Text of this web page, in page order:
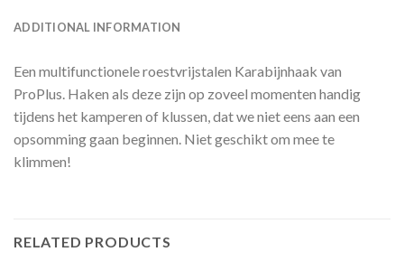
ADDITIONAL INFORMATION
Een multifunctionele roestvrijstalen Karabijnhaak van
ProPlus. Haken als deze zijn op zoveel momenten handig
tijdens het kamperen of klussen, dat we niet eens aan een
opsomming gaan beginnen. Niet geschikt om mee te
klimmen!
RELATED PRODUCTS